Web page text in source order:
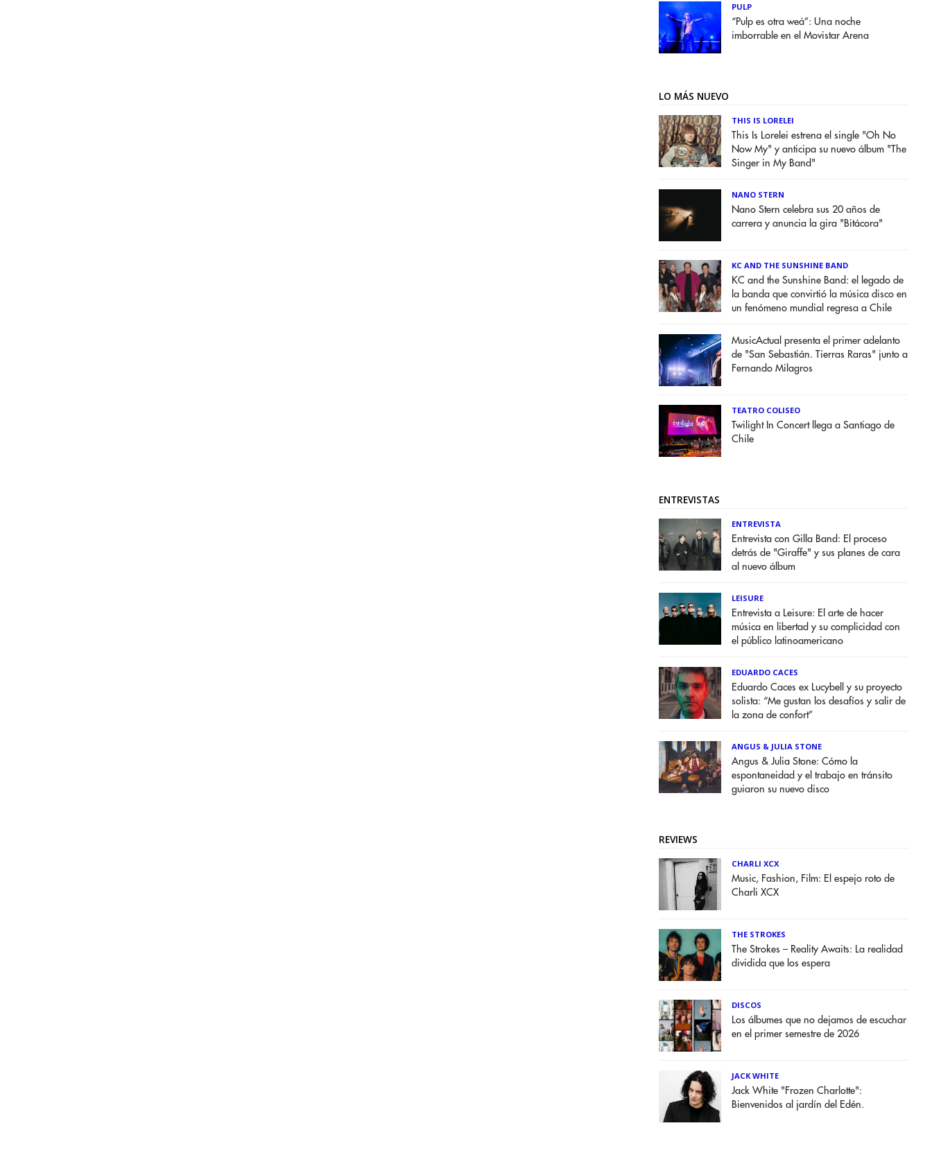
PULP
“Pulp es otra weá”: Una noche
imborrable en el Movistar Arena
LO MÁS NUEVO
THIS IS LORELEI
This Is Lorelei estrena el single "Oh No
Now My" y anticipa su nuevo álbum "The
Singer in My Band"
NANO STERN
Nano Stern celebra sus 20 años de
carrera y anuncia la gira "Bitácora"
KC AND THE SUNSHINE BAND
KC and the Sunshine Band: el legado de
la banda que convirtió la música disco en
un fenómeno mundial regresa a Chile
MusicActual presenta el primer adelanto
de "San Sebastián. Tierras Raras" junto a
Fernando Milagros
TEATRO COLISEO
Twilight In Concert llega a Santiago de
Chile
ENTREVISTAS
ENTREVISTA
Entrevista con Gilla Band: El proceso
detrás de "Giraffe" y sus planes de cara
al nuevo álbum
LEISURE
Entrevista a Leisure: El arte de hacer
música en libertad y su complicidad con
el público latinoamericano
EDUARDO CACES
Eduardo Caces ex Lucybell y su proyecto
solista: “Me gustan los desafíos y salir de
la zona de confort”
ANGUS & JULIA STONE
Angus & Julia Stone: Cómo la
espontaneidad y el trabajo en tránsito
guiaron su nuevo disco
REVIEWS
CHARLI XCX
Music, Fashion, Film: El espejo roto de
Charli XCX
THE STROKES
The Strokes – Reality Awaits: La realidad
dividida que los espera
DISCOS
Los álbumes que no dejamos de escuchar
en el primer semestre de 2026
JACK WHITE
Jack White "Frozen Charlotte":
Bienvenidos al jardín del Edén.